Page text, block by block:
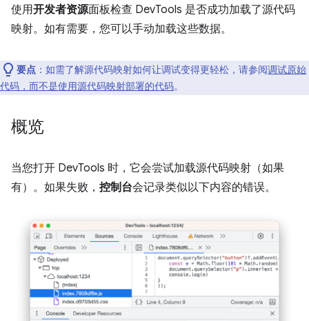
使用开发者资源面板检查 DevTools 是否成功加载了源代码
映射。如有需要，您可以手动加载这些数据。
要点 ：如需了解源代码映射如何让调试变得更轻松，请参阅调试原始
代码，而不是使用源代码映射部署的代码。
概览
当您打开 DevTools 时，它会尝试加载源代码映射（如果
有）。如果失败， 控制台会记录类似以下内容的错误。